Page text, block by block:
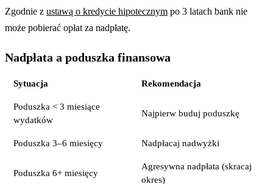
Zgodnie z ustawą o kredycie hipotecznym po 3 latach bank nie
może pobierać opłat za nadpłatę.
Nadpłata a poduszka finansowa
Sytuacja Rekomendacja
Poduszka < 3 miesiące
wydatków
Najpierw buduj poduszkę
Poduszka 3–6 miesięcy Nadpłacaj nadwyżki
Poduszka 6+ miesięcy
Agresywna nadpłata (skracaj
okres)